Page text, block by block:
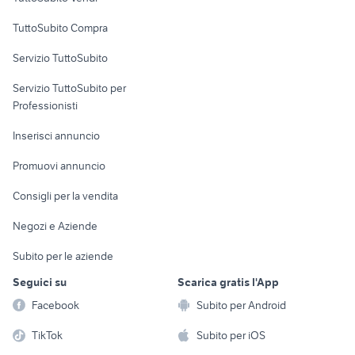
Informatica
Console e
Fotografia
Telefonia
Biciclette
TuttoSubito Compra
Servizio TuttoSubito
Servizio TuttoSubito per
Professionisti
Inserisci annuncio
Promuovi annuncio
Consigli per la vendita
Negozi e Aziende
Subito per le aziende
Seguici su
Facebook
TikTok
Scarica gratis l'App
Subito per Android
Subito per iOS